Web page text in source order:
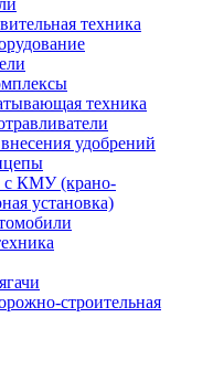
техника
техника
удобрений
с КМУ (крано-
установка)
строительная